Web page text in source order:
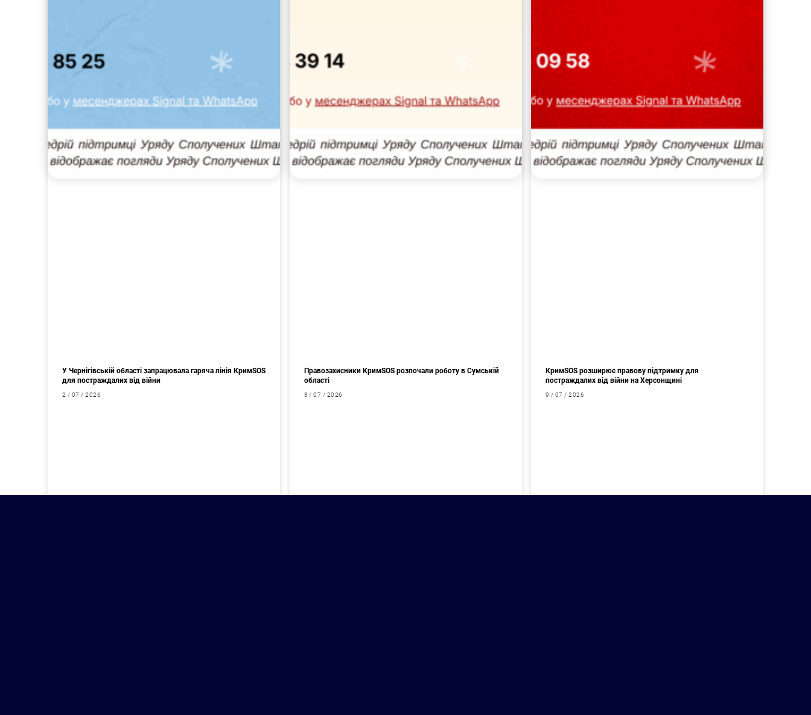
У Чернігівській області запрацювала гаряча лінія КримSOS
для постраждалих від війни
2 / 07 / 2026
Правозахисники КримSOS розпочали роботу в Сумській
області
3 / 07 / 2026
КримSOS розширює правову підтримку для
постраждалих від війни на Херсонщині
9 / 07 / 2026